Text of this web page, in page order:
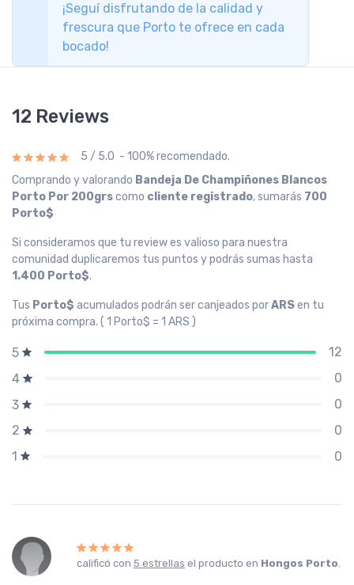
¡Seguí disfrutando de la calidad y
frescura que Porto te ofrece en cada
bocado!
12 Reviews
5 / 5.0 - 100% recomendado.
Comprando y valorando Bandeja De Champiñones Blancos
Porto Por 200grscomo cliente registrado, sumarás 700
Porto$
Si consideramos que tu review es valioso para nuestra
comunidad duplicaremos tus puntos y podrás sumas hasta
1.400 Porto$.
Tus Porto$ acumulados podrán ser canjeados porARSen tu
próxima compra. ( 1 Porto$ = 1 ARS )
5
12
4
0
3
0
2
0
1
0
calificó con 5 estrellas el producto en Hongos Porto.